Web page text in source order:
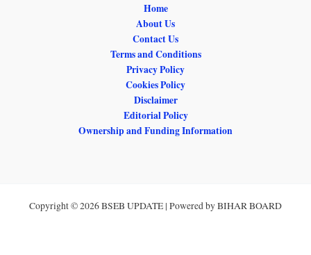
Home
About Us
Contact Us
Terms and Conditions
Privacy Policy
Cookies Policy
Disclaimer
Editorial Policy
Ownership and Funding Information
Copyright © 2026 BSEB UPDATE | Powered by BIHAR BOARD